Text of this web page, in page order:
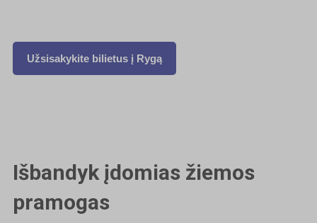
Užsisakykite bilietus į Rygą
Išbandyk įdomias žiemos
pramogas